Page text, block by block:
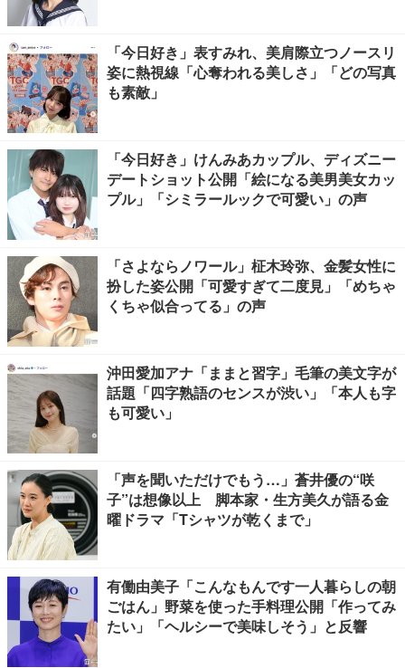
「今日好き」表すみれ、美肩際立つノースリ
姿に熱視線「心奪われる美しさ」「どの写真
も素敵」
「今日好き」けんみあカップル、ディズニー
デートショット公開「絵になる美男美女カッ
プル」「シミラールックで可愛い」の声
「さよならノワール」柾木玲弥、金髪女性に
扮した姿公開「可愛すぎて二度見」「めちゃ
くちゃ似合ってる」の声
沖田愛加アナ「ままと習字」毛筆の美文字が
話題「四字熟語のセンスが渋い」「本人も字
も可愛い」
「声を聞いただけでもう…」蒼井優の“咲
子”は想像以上 脚本家・生方美久が語る金
曜ドラマ「Tシャツが乾くまで」
有働由美子「こんなもんです一人暮らしの朝
ごはん」野菜を使った手料理公開「作ってみ
たい」「ヘルシーで美味しそう」と反響